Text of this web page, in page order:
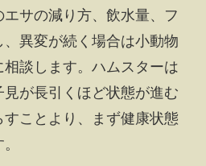
サの減り方、飲水量、フ
異変が続く場合は小動物
談します。ハムスターは
が長引くほど状態が進む
ことより、まず健康状態